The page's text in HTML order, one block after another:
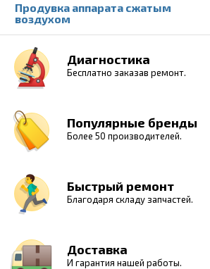
Продувка аппарата сжатым
воздухом
Диагностика
Бесплатно заказав ремонт.
Популярные бренды
Более 50 производителей.
Быстрый ремонт
Благодаря складу запчастей.
Доставка
И гарантия нашей работы.